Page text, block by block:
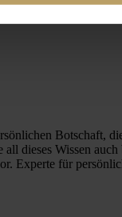
Botschaft,
dieses Wissen auch
Experte für